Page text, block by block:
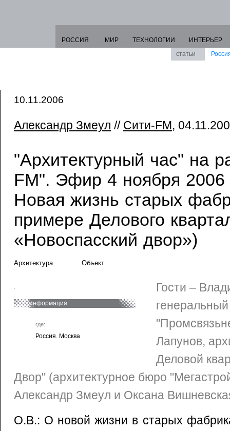
РОССИЯ МИР ТЕХНОЛОГИИ
ИНТЕРЬЕР
статьи
10.11.2006
Александр Змеул // Сити-FM,
"Архитектурный час" на
FM". Эфир 4 ноября 2006
Новая жизнь старых
примере Делового
«Новоспасский двор»)
Архитектура Объект
информация:
где:
Россия. Москва
Гости –
Лапунов,
Деловой
Двор" (архитектурное бюро
Александр Змеул и Оксана
О.В.: О новой жизни в старых